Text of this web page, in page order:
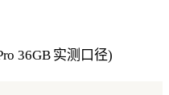
36GB 实测口径)